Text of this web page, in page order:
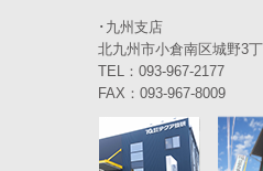
(3)
2023年7月(5)
(5)
･九州支店
北九州市小倉南区城野3
TEL：093-967-2177
FAX：093-967-8009